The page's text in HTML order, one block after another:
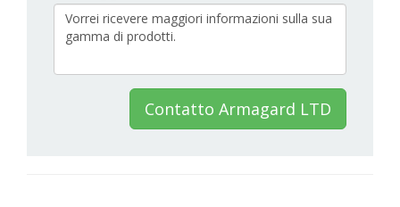
Contatto Armagard LTD